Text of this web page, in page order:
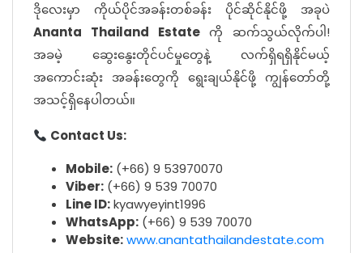
ဒိုလေးမှာ ကိုယ်ပိုင်အခန်းတစ်ခန်း ပိုင်ဆိုင်နိုင်ဖို့ အခုပဲ
Ananta Thailand Estateကို ဆက်သွယ်လိုက်ပါ!
အခမဲ့ ဆွေးနွေးတိုင်ပင်မှုတွေနဲ့ လက်ရှိရရှိနိုင်မယ့်
အကောင်းဆုံး အခန်းတွေကို ရွေးချယ်နိုင်ဖို့ ကျွန်တော်တို့
အသင့်ရှိနေပါတယ်။
Contact Us:
Mobile: (+66) 9 53970070
Viber: (+66) 9 539 70070
Line ID:kyawyeyint1996
WhatsApp: (+66) 9 539 70070
Website:www.anantathailandestate.com